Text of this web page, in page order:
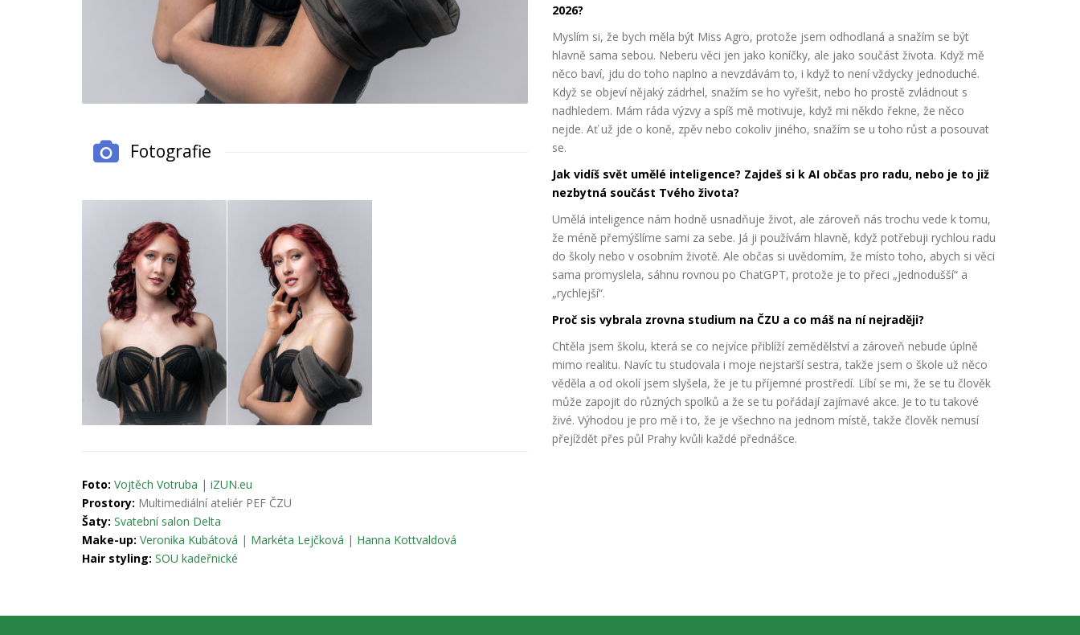
Fotografie
Foto: Vojtěch Votruba | iZUN.eu
Prostory: Multimediální ateliér PEF ČZU
Šaty: Svatební salon Delta
Make-up: Veronika Kubátová | Markéta Lejčková | Hanna Kottvaldová
Hair styling: SOU kadeřnické
2026?
Myslím si, že bych měla být Miss Agro, protože jsem odhodlaná a snažím se být
hlavně sama sebou. Neberu věci jen jako koníčky, ale jako součást života. Když mě
něco baví, jdu do toho naplno a nevzdávám to, i když to není vždycky jednoduché.
Když se objeví nějaký zádrhel, snažím se ho vyřešit, nebo ho prostě zvládnout s
nadhledem. Mám ráda výzvy a spíš mě motivuje, když mi někdo řekne, že něco
nejde. Ať už jde o koně, zpěv nebo cokoliv jiného, snažím se u toho růst a posouvat
se.
Jak vidíš svět umělé inteligence? Zajdeš si k AI občas pro radu, nebo je to již
nezbytná součást Tvého života?
Umělá inteligence nám hodně usnadňuje život, ale zároveň nás trochu vede k tomu,
že méně přemýšlíme sami za sebe. Já ji používám hlavně, když potřebuji rychlou radu
do školy nebo v osobním životě. Ale občas si uvědomím, že místo toho, abych si věci
sama promyslela, sáhnu rovnou po ChatGPT, protože je to přeci „jednodušší“ a
„rychlejší“.
Proč sis vybrala zrovna studium na ČZU a co máš na ní nejraději?
Chtěla jsem školu, která se co nejvíce přiblíží zemědělství a zároveň nebude úplně
mimo realitu. Navíc tu studovala i moje nejstarší sestra, takže jsem o škole už něco
věděla a od okolí jsem slyšela, že je tu příjemné prostředí. Líbí se mi, že se tu člověk
může zapojit do různých spolků a že se tu pořádají zajímavé akce. Je to tu takové
živé. Výhodou je pro mě i to, že je všechno na jednom místě, takže člověk nemusí
přejíždět přes půl Prahy kvůli každé přednášce.